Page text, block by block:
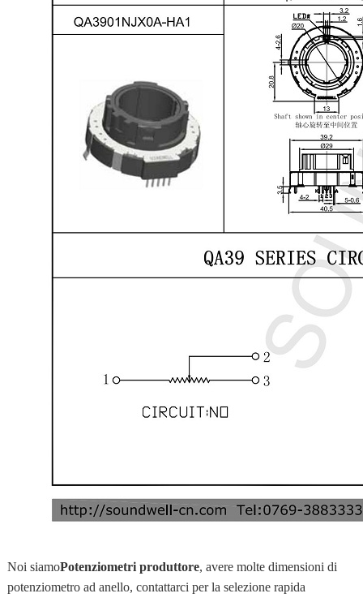
Noi siamoPotenziometri produttore, avere molte dimensioni di
potenziometro ad anello, contattarci per la selezione rapida